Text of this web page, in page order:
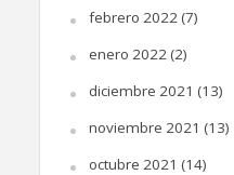
febrero 2022(7)
enero 2022(2)
diciembre 2021 (13)
noviembre 2021 (13)
octubre 2021 (14)